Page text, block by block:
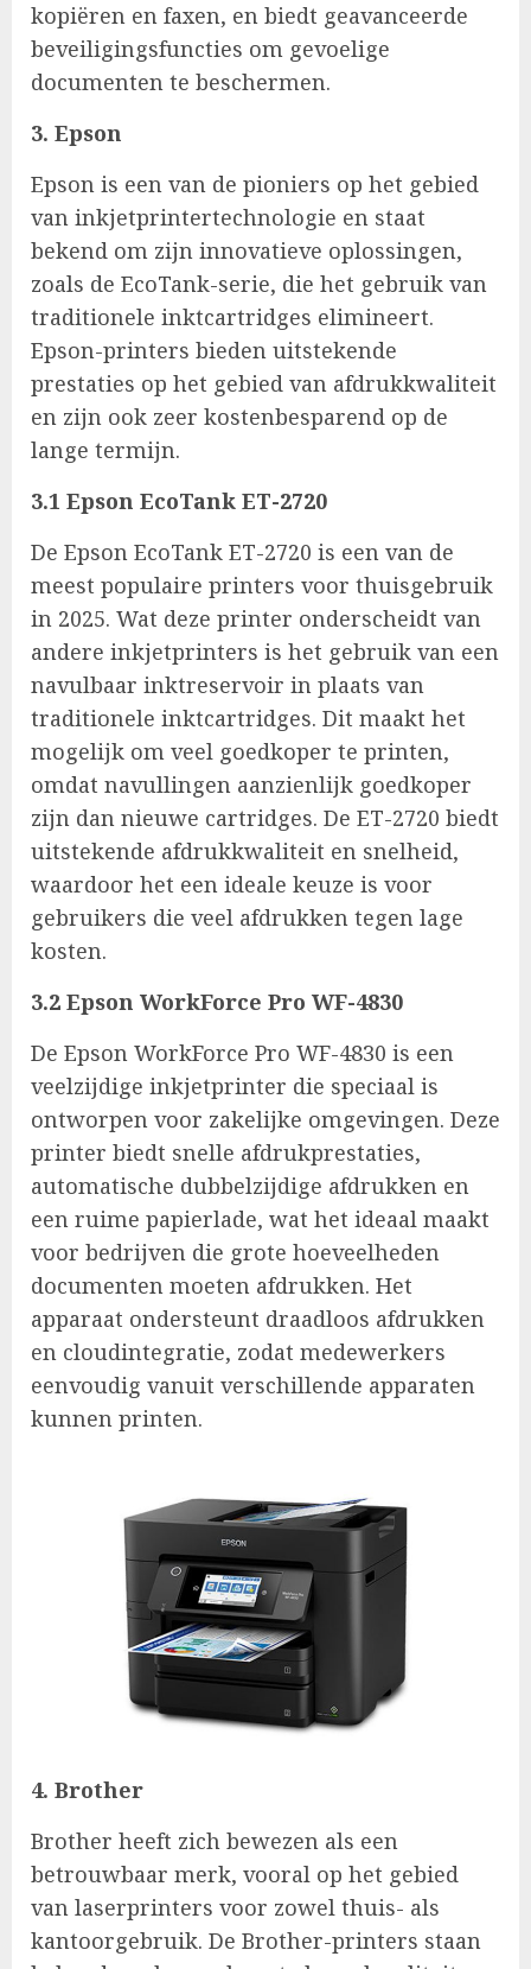
kopiëren en faxen, en biedt geavanceerde
beveiligingsfuncties om gevoelige
documenten te beschermen.
3. Epson
Epson is een van de pioniers op het gebied
van inkjetprintertechnologie en staat
bekend om zijn innovatieve oplossingen,
zoals de EcoTank-serie, die het gebruik van
traditionele inktcartridges elimineert.
Epson-printers bieden uitstekende
prestaties op het gebied van afdrukkwaliteit
en zijn ook zeer kostenbesparend op de
lange termijn.
3.1 Epson EcoTank ET-2720
De Epson EcoTank ET-2720 is een van de
meest populaire printers voor thuisgebruik
in 2025. Wat deze printer onderscheidt van
andere inkjetprinters is het gebruik van een
navulbaar inktreservoir in plaats van
traditionele inktcartridges. Dit maakt het
mogelijk om veel goedkoper te printen,
omdat navullingen aanzienlijk goedkoper
zijn dan nieuwe cartridges. De ET-2720 biedt
uitstekende afdrukkwaliteit en snelheid,
waardoor het een ideale keuze is voor
gebruikers die veel afdrukken tegen lage
kosten.
3.2 Epson WorkForce Pro WF-4830
De Epson WorkForce Pro WF-4830 is een
veelzijdige inkjetprinter die speciaal is
ontworpen voor zakelijke omgevingen. Deze
printer biedt snelle afdrukprestaties,
automatische dubbelzijdige afdrukken en
een ruime papierlade, wat het ideaal maakt
voor bedrijven die grote hoeveelheden
documenten moeten afdrukken. Het
apparaat ondersteunt draadloos afdrukken
en cloudintegratie, zodat medewerkers
eenvoudig vanuit verschillende apparaten
kunnen printen.
4. Brother
Brother heeft zich bewezen als een
betrouwbaar merk, vooral op het gebied
van laserprinters voor zowel thuis- als
kantoorgebruik. De Brother-printers staan